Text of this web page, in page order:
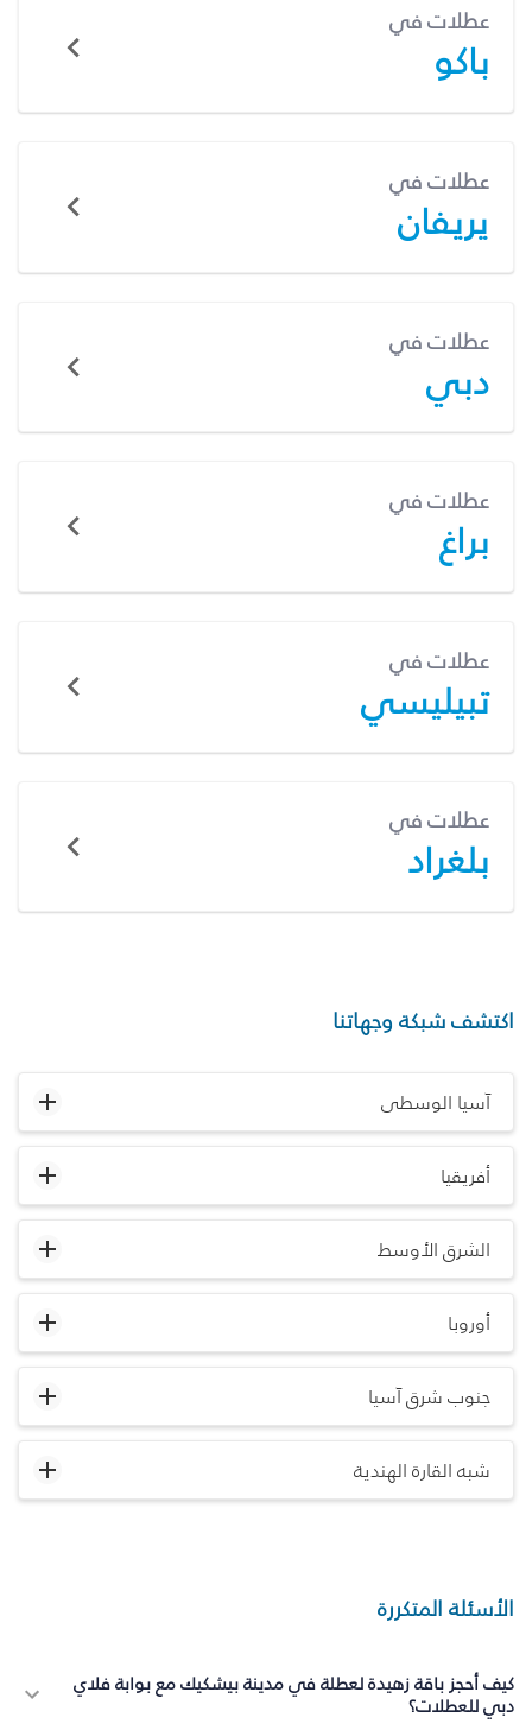
عطلات في
باكو
عطلات في
يريفان
عطلات في
دبي
عطلات في
براغ
عطلات في
تبيليسي
عطلات في
بلغراد
اكتشف شبكة وجهاتنا
آسيا الوسطى
أفريقيا
الشرق الأوسط
أوروبا
جنوب شرق آسيا
شبه القارة الهندية
الأسئلة المتكررة
كيف أحجز باقة زهيدة لعطلة في مدينة بيشكيك مع بوابة فلاي
دبي للعطلات؟